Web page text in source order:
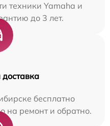
техники Yamaha и
до 3 лет.
бесплатно
на ремонт и обратно.